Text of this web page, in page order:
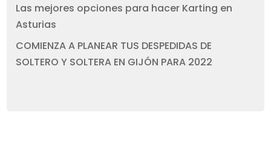
Las mejores opciones para hacer Karting en
Asturias
COMIENZA A PLANEAR TUS DESPEDIDAS DE
SOLTERO Y SOLTERA EN GIJÓN PARA 2022